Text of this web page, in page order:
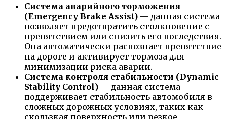
Система аварийного торможения
(Emergency Brake Assist) — данная система
позволяет предотвратить столкновение с
препятствием или снизить его последствия.
Она автоматически распознает препятствие
на дороге и активирует тормоза для
минимизации риска аварии.
Система контроля стабильности (Dynamic
Stability Control) — данная система
поддерживает стабильность автомобиля в
сложных дорожных условиях, таких как
скользкая поверхность или резкое